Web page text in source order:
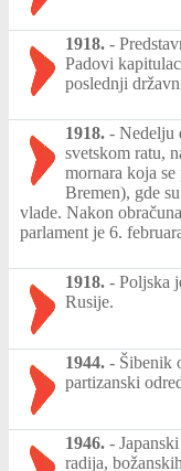
1918. -
Padovi
poslednji
1918. - Nedelju
svetskom ratu,
mornara koja
Bremen), gde
vlade. Nakon
parlament je 6.
1918. - Poljska
Rusije.
1944. - Šibenik
partizanski
1946. -
radija,